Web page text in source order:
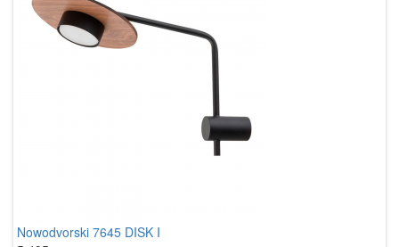
Nowodvorski 7645 DISK I